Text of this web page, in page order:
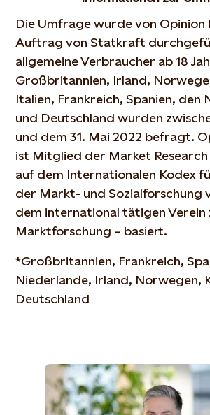
Die Umfrage wurde von
Auftrag von Statkraft
allgemeine Verbraucher ab 18
Großbritannien, Irland,
Italien, Frankreich, Spanien, den
und Deutschland wurden
und dem 31. Mai 2022 befragt.
ist Mitglied der Market
auf dem Internationalen Kodex
der Markt- und Sozialforschung
dem international tätigen Verein
Marktforschung – basiert.
*Großbritannien, Frankreich,
Niederlande, Irland, Norwegen,
Deutschland